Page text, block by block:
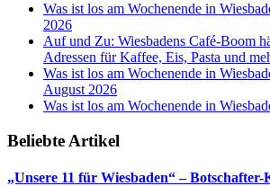
Was ist los am Wochenende in
2026
Auf und Zu: Wiesbadens Café-Boom
Adressen für Kaffee, Eis, Pasta und
Was ist los am Wochenende in
August 2026
Was ist los am Wochenende in
Beliebte Artikel
„Unsere 11 für Wiesbaden“ –